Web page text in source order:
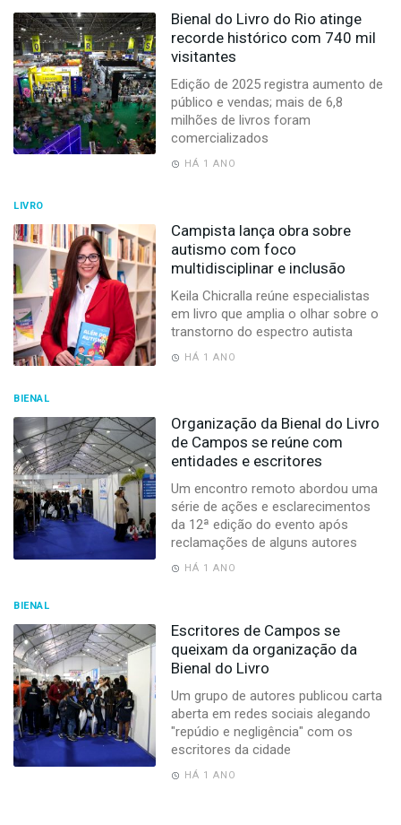
Bienal do Livro do Rio atinge
recorde histórico com 740 mil
visitantes
Edição de 2025 registra aumento de
público e vendas; mais de 6,8
milhões de livros foram
comercializados
HÁ 1 ANO
LIVRO
Campista lança obra sobre
autismo com foco
multidisciplinar e inclusão
Keila Chicralla reúne especialistas
em livro que amplia o olhar sobre o
transtorno do espectro autista
HÁ 1 ANO
BIENAL
Organização da Bienal do Livro
de Campos se reúne com
entidades e escritores
Um encontro remoto abordou uma
série de ações e esclarecimentos
da 12ª edição do evento após
reclamações de alguns autores
HÁ 1 ANO
BIENAL
Escritores de Campos se
queixam da organização da
Bienal do Livro
Um grupo de autores publicou carta
aberta em redes sociais alegando
"repúdio e negligência" com os
escritores da cidade
HÁ 1 ANO